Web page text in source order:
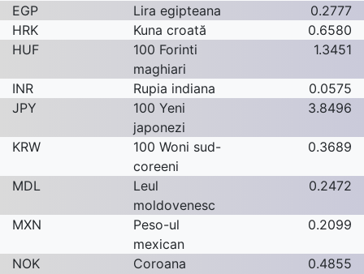
EGP Lira egipteana
0.2777
HRK
Kuna croată
0.6580
HUF
100 Forinti
maghiari
1.3451
INR Rupia indiana
0.0575
JPY
100 Yeni
japonezi
3.8496
KRW
100 Woni sud-
coreeni
0.3689
MDL
Leul
moldovenesc
0.2472
MXN
Peso-ul
mexican
0.2099
NOK
Coroana
0.4855